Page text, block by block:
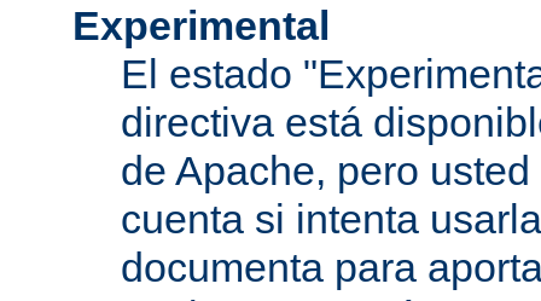
Experimental
El estado
directiva está
de Apache, pero
cuenta si intenta
documenta para